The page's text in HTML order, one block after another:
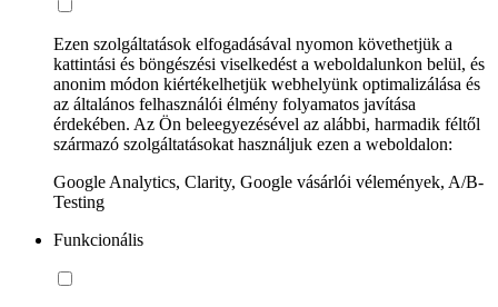
Ezen szolgáltatások elfogadásával nyomon követhetjük a
kattintási és böngészési viselkedést a weboldalunkon belül, és
anonim módon kiértékelhetjük webhelyünk optimalizálása és
az általános felhasználói élmény folyamatos javítása
érdekében. Az Ön beleegyezésével az alábbi, harmadik féltől
származó szolgáltatásokat használjuk ezen a weboldalon:
Google Analytics, Clarity, Google vásárlói vélemények, A/B-
Testing
Funkcionális